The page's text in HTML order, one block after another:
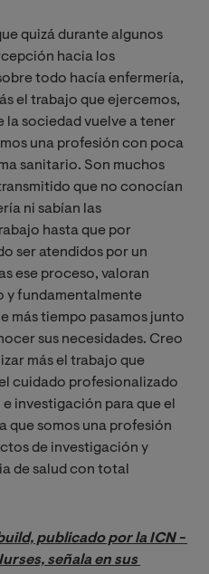
quizá durante algunos
hacia los
todo hacía enfermería,
el trabajo que ejercemos,
sociedad vuelve a tener
una profesión con poca
sanitario. Son muchos
que no conocían
ni sabían las
hasta que por
ser atendidos por un
ese proceso, valoran
y fundamentalmente
más tiempo pasamos junto
sus necesidades. Creo
más el trabajo que
cuidado profesionalizado
investigación para que el
que somos una profesión
de investigación y
de salud con total
publicado por la ICN -
señala en sus